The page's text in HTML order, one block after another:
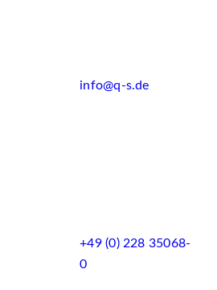
info@q-s.de
+49 (0) 228 35068-
0